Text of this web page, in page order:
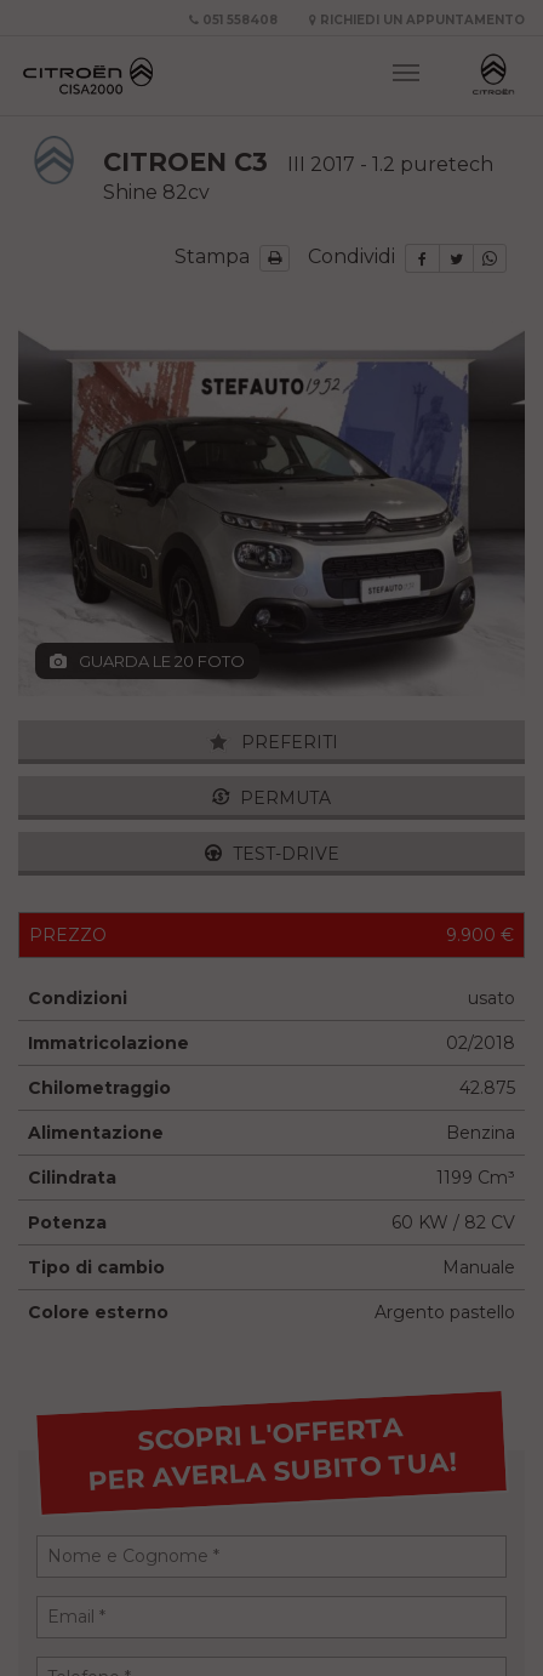
051 558408 RICHIEDI UN APPUNTAMENTO
CITROEN C3
III 2017 - 1.2 puretech
Shine 82cv
Stampa Condividi
GUARDA LE 20 FOTO
PREFERITI
PERMUTA
TEST-DRIVE
PREZZO 9.900 €
Condizioni usato
Immatricolazione 02/2018
Chilometraggio 42.875
Alimentazione Benzina
Cilindrata 1199 Cm³
Potenza 60 KW / 82 CV
Tipo di cambio Manuale
Colore esterno Argento pastello
SCOPRI L'OFFERTA
PER AVERLA SUBITO TUA!